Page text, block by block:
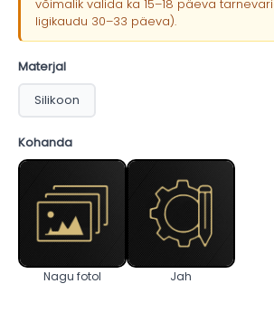
võimalik valida ka 15–18 päeva
ligikaudu 30–33 päeva).
Materjal
Silikoon
Kohanda
Nagu fotol Jah